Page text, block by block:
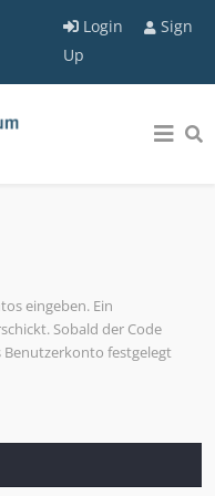
Login
Sign
Up
eingeben. Ein
Sobald der Code
Benutzerkonto festgelegt